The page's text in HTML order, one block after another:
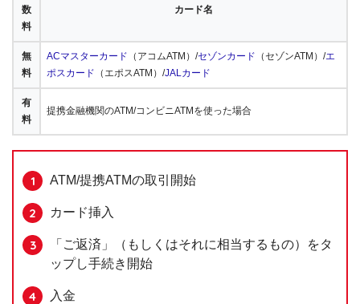
数
料
カード名
無
料
ACマスターカード （アコムATM）/セゾンカード （セゾンATM）/エ
ポスカード （エポスATM）/JALカード
有
料
提携金融機関のATM/コンビニATMを使った場合
ATM/提携ATMの取引開始
カード挿入
「ご返済」（もしくはそれに相当するもの）をタ
ップし手続き開始
入金